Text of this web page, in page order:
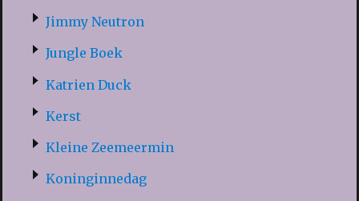
Jimmy Neutron
Jungle Boek
Katrien Duck
Kerst
Kleine Zeemeermin
Koninginnedag